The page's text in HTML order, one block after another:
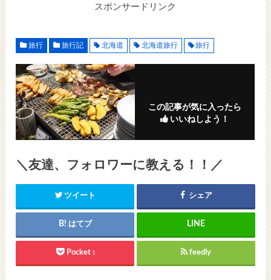
スポンサードリンク
旅行 旅行記 北海道 北海道旅行 旅行
この記事が気に入ったら
いいねしよう！
＼友達、フォロワーに教える！！／
ツイート シェア
はてブ
Pocket 1 feedly